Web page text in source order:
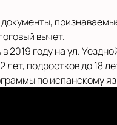
вычет.
2019 году на ул.
лет, подростков до 18
по испанскому